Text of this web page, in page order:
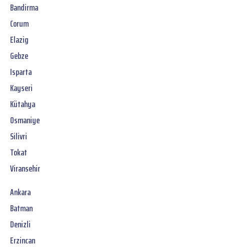
Bandirma
Corum
Elazig
Gebze
Isparta
Kayseri
Kütahya
Osmaniye
Silivri
Tokat
Viransehir
Ankara
Batman
Denizli
Erzincan